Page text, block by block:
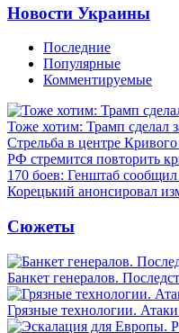
Новости Украины
Последние
Популярные
Комментируемые
Тоже хотим: Трамп сделал
Стрельба в центре
РФ стремится повторить
170 боев: Генштаб
Корецький анонсировал
Сюжеты
Банкет генералов.
Грязные технологии.